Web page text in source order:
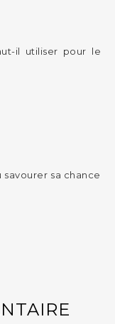
il utiliser pour le
savourer sa chance